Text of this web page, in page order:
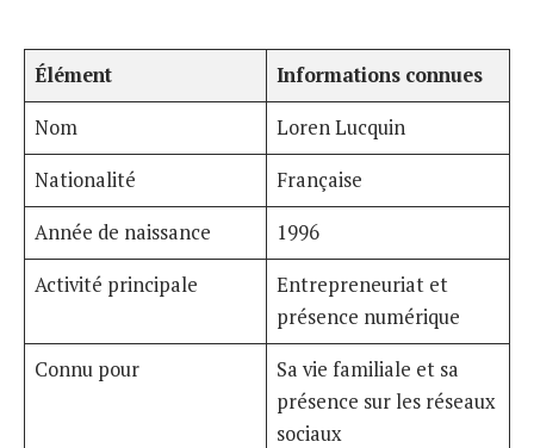
Élément
Informations connues
Nom
Loren Lucquin
Nationalité
Française
Année de naissance
1996
Activité principale
Entrepreneuriat et
présence numérique
Connu pour
Sa vie familiale et sa
présence sur les réseaux
sociaux